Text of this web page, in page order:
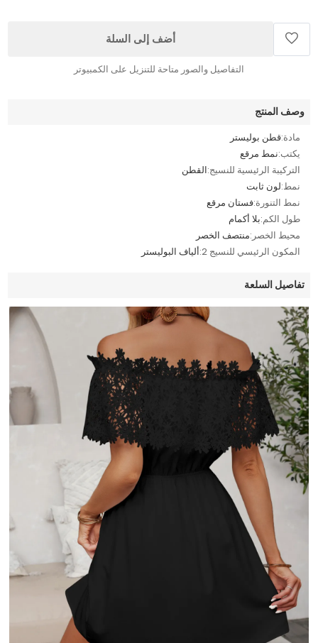
أضف إلى السلة
التفاصيل والصور متاحة للتنزيل على الكمبيوتر
وصف المنتج
مادة:قطن بوليستر
يكتب:نمط مرقع
التركيبة الرئيسية للنسيج:القطن
نمط:لون ثابت
نمط التنورة:فستان مرقع
طول الكم:بلا أكمام
محيط الخصر:منتصف الخصر
المكون الرئيسي للنسيج 2:
ألياف البوليستر
تفاصيل السلعة